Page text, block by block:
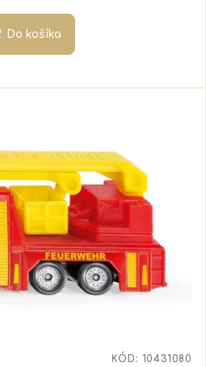
Do košíka
KÓD: 10431080